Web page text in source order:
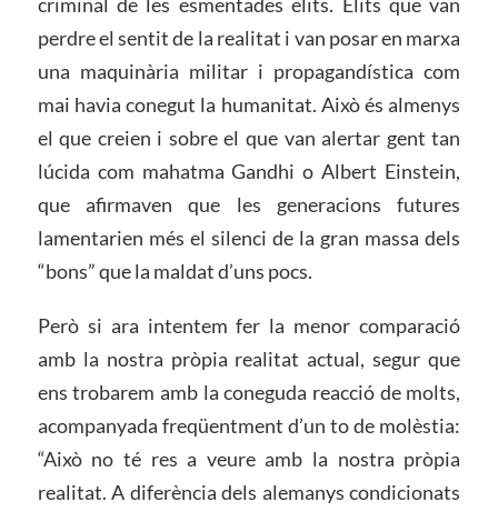
perdre el sentit de la realitat i van posar en marxa
una maquinària militar i propagandística com
mai havia conegut la humanitat. Això és almenys
el que creien i sobre el que van alertar gent tan
lúcida com mahatma Gandhi o Albert Einstein,
que afirmaven que les generacions futures
lamentarien més el silenci de la gran massa dels
“bons” que la maldat d’uns pocs.
Però si ara intentem fer la menor comparació
amb la nostra pròpia realitat actual, segur que
ens trobarem amb la coneguda reacció de molts,
acompanyada freqüentment d’un to de molèstia:
“Això no té res a veure amb la nostra pròpia
realitat. A diferència dels alemanys condicionats